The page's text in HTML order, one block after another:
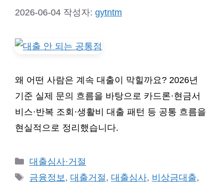
2026-06-04 작성자: gytntm
왜 어떤 사람은 계속 대출이 막힐까요? 2026년
기준 실제 문의 흐름을 바탕으로 카드론·현금서
비스·반복 조회·생활비 대출 패턴 등 공통 흐름을
현실적으로 정리했습니다.
카
테
대출심사·거절
태
금융정보, 대출거절 , 대출심사, 비상금대출,